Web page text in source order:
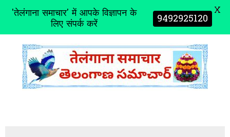
'तेलंगाना समाचार' में आपके विज्ञापन के
लिए संपर्क करें 9492925120 X